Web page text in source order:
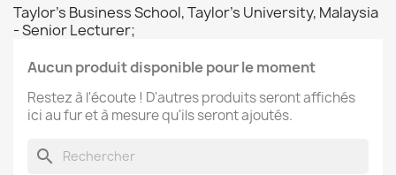
Taylor's Business School, Taylor's University, Malaysia
- Senior Lecturer;
Aucun produit disponible pour le moment
Restez à l'écoute ! D'autres produits seront affichés
ici au fur et à mesure qu'ils seront ajoutés.
search